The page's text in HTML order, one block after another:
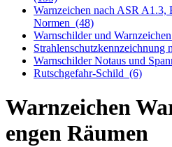
Warnzeichen nach ASR
Normen (48)
Warnschilder und
Strahlenschutzkennzeichnung
Warnschilder Notaus und
Rutschgefahr-Schild (6)
Warnzeichen
engen Räumen